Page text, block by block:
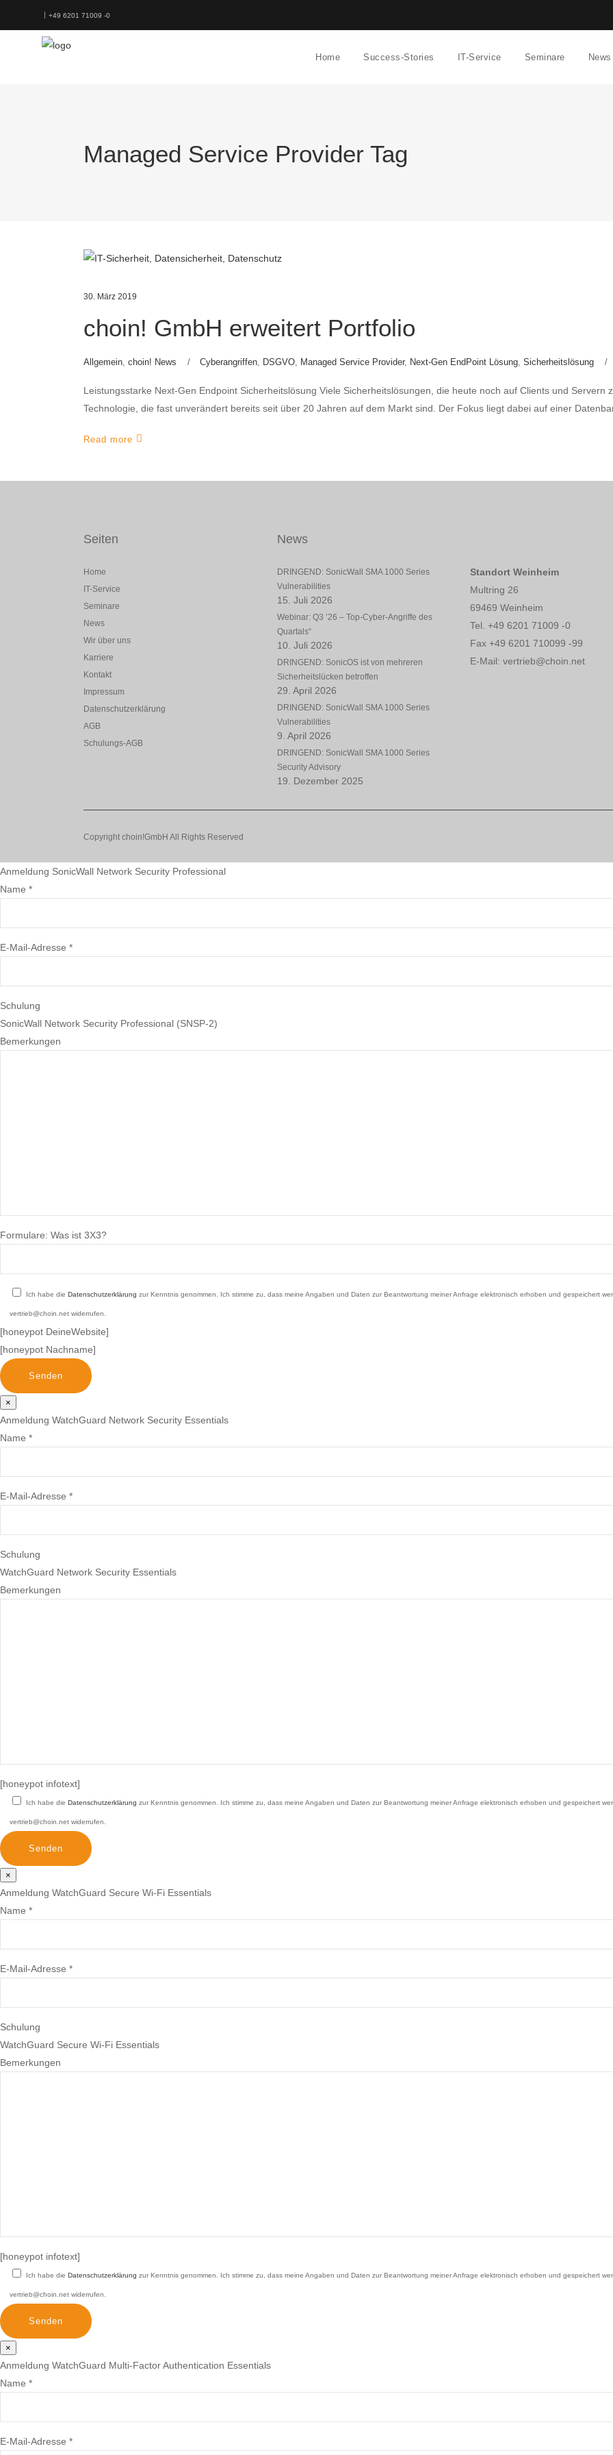
+49 6201 71009 -0
Home Success-Stories IT-Service Seminare News
Managed Service Provider Tag
30. März 2019
choin! GmbH erweitert Portfolio
Allgemein, choin! News Cyberangriffen, DSGVO, Managed Service Provider, Next-Gen EndPoint Lösung, Sicherheitslösung
Leistungsstarke Next-Gen Endpoint Sicherheitslösung Viele Sicherheitslösungen, die heute noch auf Clients und Servern
Technologie, die fast unverändert bereits seit über 20 Jahren auf dem Markt sind. Der Fokus liegt dabei auf einer
Read more
Seiten
Home
IT-Service
Seminare
News
Wir über uns
Karriere
Kontakt
Impressum
Datenschutzerklärung
AGB
Schulungs-AGB
News
DRINGEND: SonicWall SMA 1000 Series
Vulnerabilities
15. Juli 2026
Webinar: Q3 ’26 – Top-Cyber-Angriffe des
Quartals“
10. Juli 2026
DRINGEND: SonicOS ist von mehreren
Sicherheitslücken betroffen
29. April 2026
DRINGEND: SonicWall SMA 1000 Series
Vulnerabilities
9. April 2026
DRINGEND: SonicWall SMA 1000 Series
Security Advisory
19. Dezember 2025
Standort Weinheim
Multring 26
69469 Weinheim
Tel. +49 6201 71009 -0
Fax +49 6201 710099 -99
E-Mail: vertrieb@choin.net
Copyright choin!GmbH All Rights Reserved
Anmeldung SonicWall Network Security Professional
Name *
E-Mail-Adresse *
Schulung
SonicWall Network Security Professional (SNSP-2)
Bemerkungen
Formulare: Was ist 3X3?
Ich habe die Datenschutzerklärung zur Kenntnis genommen. Ich stimme zu, dass meine Angaben und Daten zur Beantwortung meiner Anfrage elektronisch erhoben und gespeichert
vertrieb@choin.net widerrufen.
[honeypot DeineWebsite]
[honeypot Nachname]
×
Anmeldung WatchGuard Network Security Essentials
Name *
E-Mail-Adresse *
Schulung
WatchGuard Network Security Essentials
Bemerkungen
[honeypot infotext]
Ich habe die Datenschutzerklärung zur Kenntnis genommen. Ich stimme zu, dass meine Angaben und Daten zur Beantwortung meiner Anfrage elektronisch erhoben und gespeichert
vertrieb@choin.net widerrufen.
×
Anmeldung WatchGuard Secure Wi-Fi Essentials
Name *
E-Mail-Adresse *
Schulung
WatchGuard Secure Wi-Fi Essentials
Bemerkungen
[honeypot infotext]
Ich habe die Datenschutzerklärung zur Kenntnis genommen. Ich stimme zu, dass meine Angaben und Daten zur Beantwortung meiner Anfrage elektronisch erhoben und gespeichert
vertrieb@choin.net widerrufen.
×
Anmeldung WatchGuard Multi-Factor Authentication Essentials
Name *
E-Mail-Adresse *